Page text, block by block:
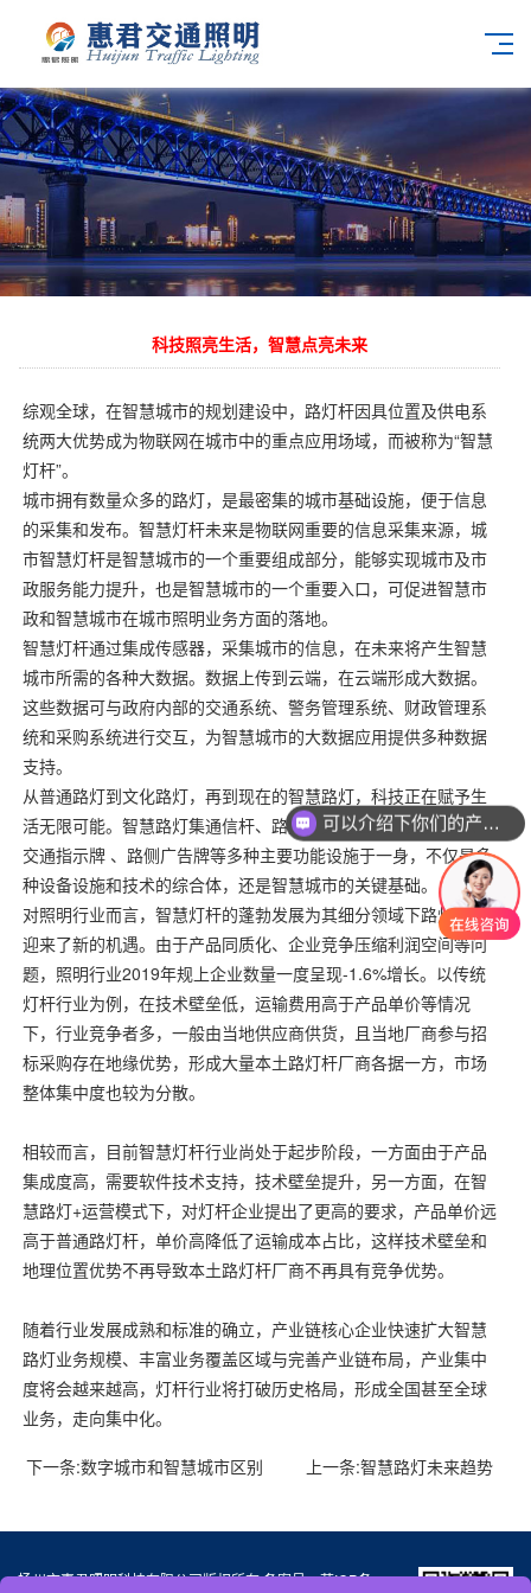
科技照亮生活，智慧点亮未来
综观全球，在智慧城市的规划建设中，路灯杆因具位置及供电系
统两大优势成为物联网在城市中的重点应用场域，而被称为“智慧
灯杆”。
城市拥有数量众多的路灯，是最密集的城市基础设施，便于信息
的采集和发布。智慧灯杆未来是物联网重要的信息采集来源，城
市智慧灯杆是智慧城市的一个重要组成部分，能够实现城市及市
政服务能力提升，也是智慧城市的一个重要入口，可促进智慧市
政和智慧城市在城市照明业务方面的落地。
智慧灯杆通过集成传感器，采集城市的信息，在未来将产生智慧
城市所需的各种大数据。数据上传到云端，在云端形成大数据。
这些数据可与政府内部的交通系统、警务管理系统、财政管理系
统和采购系统进行交互，为智慧城市的大数据应用提供多种数据
支持。
从普通路灯到文化路灯，再到现在的智慧路灯，科技正在赋予生
活无限可能。智慧路灯集通信杆、路灯、交通监控、安防监控、
交通指示牌 、路侧广告牌等多种主要功能设施于一身，不仅是多
种设备设施和技术的综合体，还是智慧城市的关键基础。
对照明行业而言，智慧灯杆的蓬勃发展为其细分领域下路灯照明
迎来了新的机遇。由于产品同质化、企业竞争压缩利润空间等问
题，照明行业2019年规上企业数量一度呈现-1.6%增长。以传统
灯杆行业为例，在技术壁垒低，运输费用高于产品单价等情况
下，行业竞争者多，一般由当地供应商供货，且当地厂商参与招
标采购存在地缘优势，形成大量本土路灯杆厂商各据一方，市场
整体集中度也较为分散。
相较而言，目前智慧灯杆行业尚处于起步阶段，一方面由于产品
集成度高，需要软件技术支持，技术壁垒提升，另一方面，在智
慧路灯+运营模式下，对灯杆企业提出了更高的要求，产品单价远
高于普通路灯杆，单价高降低了运输成本占比，这样技术壁垒和
地理位置优势不再导致本土路灯杆厂商不再具有竞争优势。
随着行业发展成熟和标准的确立，产业链核心企业快速扩大智慧
路灯业务规模、丰富业务覆盖区域与完善产业链布局，产业集中
度将会越来越高，灯杆行业将打破历史格局，形成全国甚至全球
业务，走向集中化。
下一条:数字城市和智慧城市区别 上一条:智慧路灯未来趋势
扬州市惠君照明科技有限公司版权所有 备案号：苏ICP备
可以介绍下你们的产品么